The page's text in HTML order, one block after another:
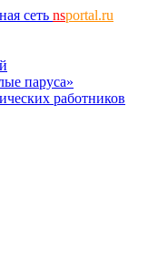
сеть nsportal.ru
паруса»
работников